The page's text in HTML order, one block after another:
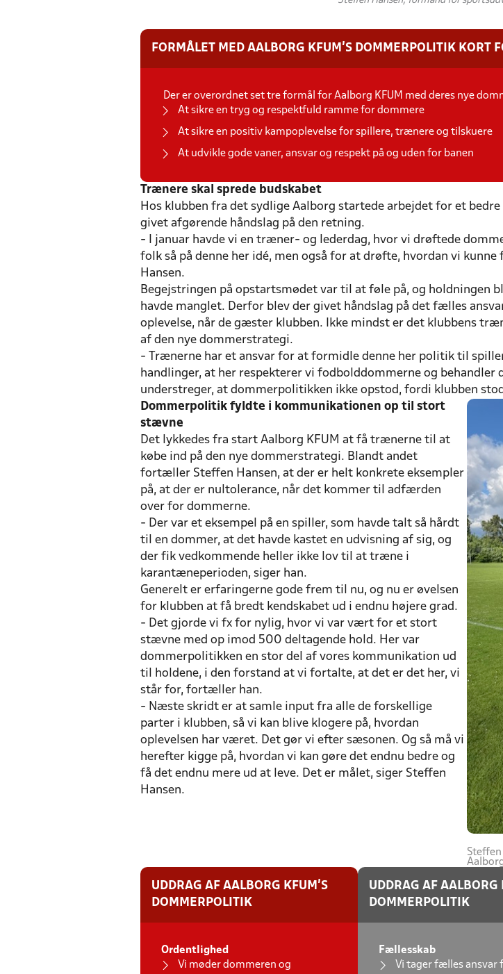
FORMÅLET MED AALBORG KFUM'S DOMMERPOLITIK KORT
Der er overordnet set tre formål for Aalborg KFUM med deres nye
At sikre en tryg og respektfuld ramme for dommere
At sikre en positiv kampoplevelse for spillere, trænere og tilskuere
At udvikle gode vaner, ansvar og respekt på og uden for banen
Trænere skal sprede budskabet
Hos klubben fra det sydlige Aalborg startede arbejdet for et
givet afgørende håndslag på den retning.
- I januar havde vi en træner- og lederdag, hvor vi drøftede
folk så på denne her idé, men også for at drøfte, hvordan vi
Hansen.
Begejstringen på opstartsmødet var til at føle på, og holdningen
havde manglet. Derfor blev der givet håndslag på det fælles
oplevelse, når de gæster klubben. Ikke mindst er det klubbens
af den nye dommerstrategi.
- Trænerne har et ansvar for at formidle denne her politik til
handlinger, at her respekterer vi fodbolddommerne og
understreger, at dommerpolitikken ikke opstod, fordi klubben
Dommerpolitik fyldte i kommunikationen op til stort
stævne
Det lykkedes fra start Aalborg KFUM at få trænerne til at
købe ind på den nye dommerstrategi. Blandt andet
fortæller Steffen Hansen, at der er helt konkrete eksempler
på, at der er nultolerance, når det kommer til adfærden
over for dommerne.
- Der var et eksempel på en spiller, som havde talt så hårdt
til en dommer, at det havde kastet en udvisning af sig, og
der fik vedkommende heller ikke lov til at træne i
karantæneperioden, siger han.
Generelt er erfaringerne gode frem til nu, og nu er øvelsen
for klubben at få bredt kendskabet ud i endnu højere grad.
- Det gjorde vi fx for nylig, hvor vi var vært for et stort
stævne med op imod 500 deltagende hold. Her var
dommerpolitikken en stor del af vores kommunikation ud
til holdene, i den forstand at vi fortalte, at det er det her, vi
står for, fortæller han.
- Næste skridt er at samle input fra alle de forskellige
parter i klubben, så vi kan blive klogere på, hvordan
oplevelsen har været. Det gør vi efter sæsonen. Og så må vi
herefter kigge på, hvordan vi kan gøre det endnu bedre og
få det endnu mere ud at leve. Det er målet, siger Steffen
Hansen.
UDDRAG AF AALBORG KFUM'S
DOMMERPOLITIK
Ordentlighed
Vi møder dommeren og
UDDRAG AF AALBORG
DOMMERPOLITIK
Fællesskab
Vi tager fælles ansvar